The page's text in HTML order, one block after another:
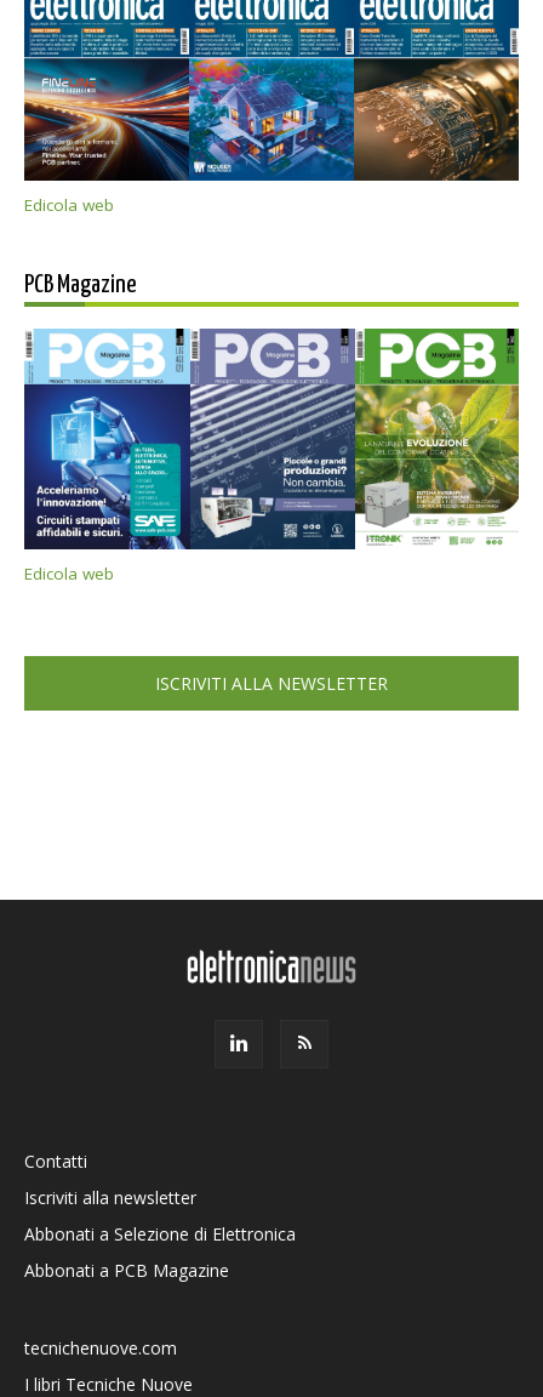
Edicola web
PCB Magazine
Edicola web
ISCRIVITI ALLA NEWSLETTER
Contatti
Iscriviti alla newsletter
Abbonati a Selezione di Elettronica
Abbonati a PCB Magazine
tecnichenuove.com
I libri Tecniche Nuove